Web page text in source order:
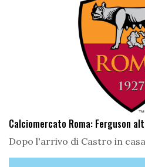
Calciomercato Roma: Ferguson
Dopo l'arrivo di Castro in